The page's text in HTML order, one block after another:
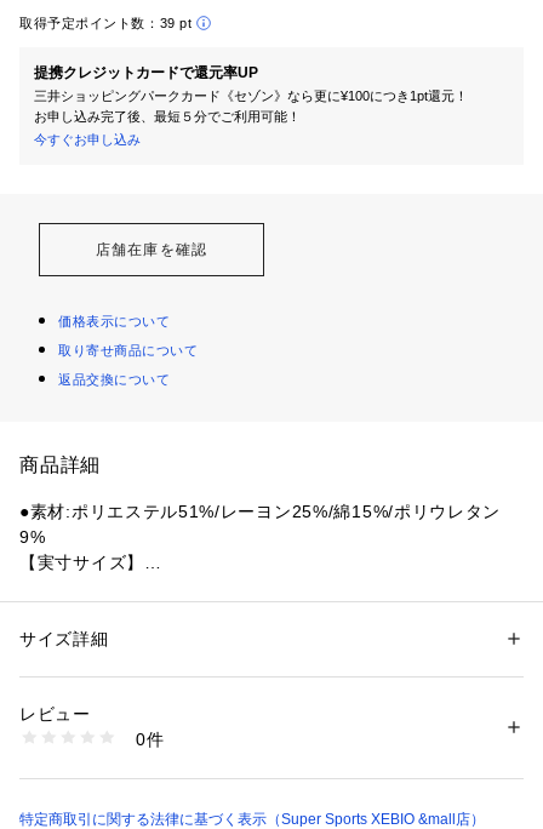
取得予定ポイント数： 39 pt
提携クレジットカードで還元率UP
三井ショッピングパークカード《セゾン》なら更に¥100につき1pt還元！
お申し込み完了後、最短５分でご利用可能！
今すぐお申し込み
店舗在庫を確認
価格表示について
取り寄せ商品について
返品交換について
商品詳細
●素材:ポリエステル51%/レーヨン25%/綿15%/ポリウレタン
9%
【実寸サイズ】
●Mサイズ詳細:【着丈】66cm 【肩幅】57cm 【身幅】55cm
【袖丈】51.5cm
●LLサイズ詳細:【着丈】68cm 【肩幅】59cm 【身幅】59cm
●快適さを追求したミニマルなフルジップトップで、上質なカ
性別：レディース
商品番号：
10893665801 （ショップ）
サイズ詳細
レビュー
0件
特定商取引に関する法律に基づく表示（Super Sports XEBIO &mall店）